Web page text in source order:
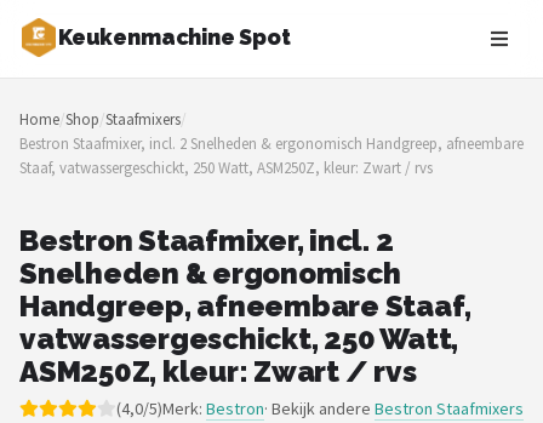
Keukenmachine Spot
Zoeken
NAVIGATIE
Shop
Merken
Blog
MasterChef
Restaurants
Home/Shop/Staafmixers/
Bestron Staafmixer, incl. 2 Snelheden & ergonomisch Handgreep, afneembare
Staaf, vatwassergeschickt, 250 Watt, ASM250Z, kleur: Zwart / rvs
Bestron Staafmixer, incl. 2
Snelheden & ergonomisch
Handgreep, afneembare Staaf,
vatwassergeschickt, 250 Watt,
ASM250Z, kleur: Zwart / rvs
(4,0/5)Merk: Bestron· Bekijk andere Bestron Staafmixers